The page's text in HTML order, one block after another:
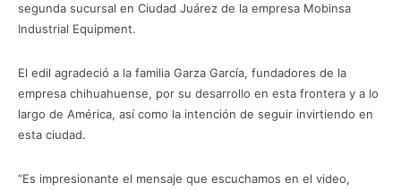
segunda sucursal en Ciudad Juárez de la empresa Mobinsa
Industrial Equipment.
El edil agradeció a la familia Garza García, fundadores de la
empresa chihuahuense, por su desarrollo en esta frontera y a lo
largo de América, así como la intención de seguir invirtiendo en
esta ciudad.
“Es impresionante el mensaje que escuchamos en el video,